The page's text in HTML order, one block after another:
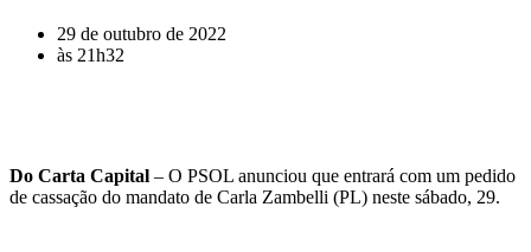
29 de outubro de 2022
às 21h32
Do Carta Capital – O PSOL anunciou que entrará com um pedido
de cassação do mandato de Carla Zambelli (PL) neste sábado, 29.